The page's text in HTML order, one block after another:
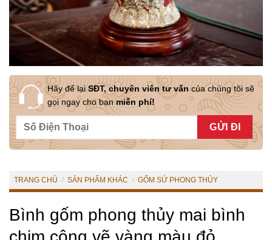
Hãy để lạiSĐT, chuyên viên tư vấncủa chúng tôi sẽ
gọi ngay cho bạnmiễn phí!
TRANG CHỦ / SẢN PHẨM KHÁC / GỐM SỨ PHONG THỦY
Bình gốm phong thủy mai bình